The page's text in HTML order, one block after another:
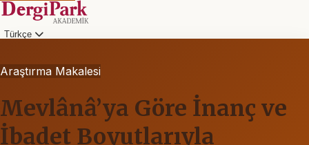
Türkçe
Araştırma Makalesi
Mevlânâ’ya Göre İnanç ve
İbadet Boyutlarıyla